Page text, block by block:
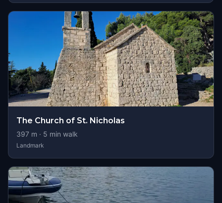
The Church of St. Nicholas
397 m · 5 min walk
Landmark